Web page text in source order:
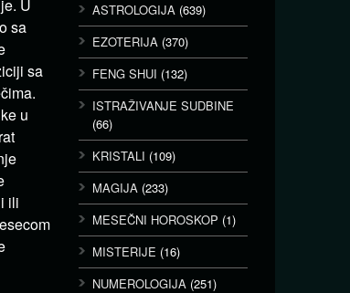
U
sa
sa
u
ili
ASTROLOGIJA (639)
EZOTERIJA (370)
FENG SHUI (132)
ISTRAŽIVANJE SUDBINE
(66)
KRISTALI (109)
MAGIJA (233)
MESEČNI HOROSKOP (1)
MISTERIJE (16)
NUMEROLOGIJA (251)